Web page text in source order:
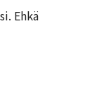
Ehkä